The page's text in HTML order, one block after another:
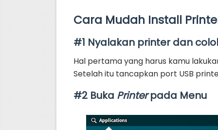
Cara Mudah Install
#1 Nyalakan printer dan
Hal pertama yang harus kamu
Setelah itu tancapkan port USB
#2 Buka Printerpada Menu